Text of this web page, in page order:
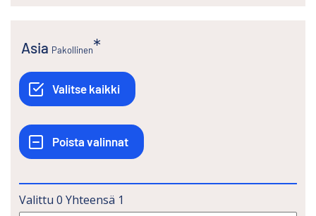
Asia Pakollinen
Valittu 0 Yhteensä 1